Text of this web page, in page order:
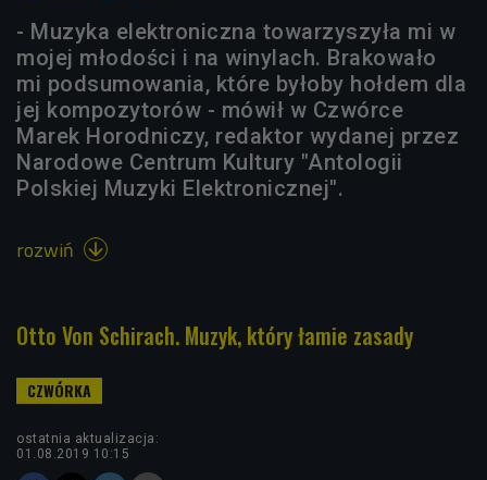
- Muzyka elektroniczna towarzyszyła mi w
mojej młodości i na winylach. Brakowało
mi podsumowania, które byłoby hołdem dla
jej kompozytorów - mówił w Czwórce
Marek Horodniczy, redaktor wydanej przez
Narodowe Centrum Kultury "Antologii
Polskiej Muzyki Elektronicznej".
rozwiń 
Otto Von Schirach. Muzyk, który łamie zasady
ostatnia aktualizacja:
01.08.2019 10:15